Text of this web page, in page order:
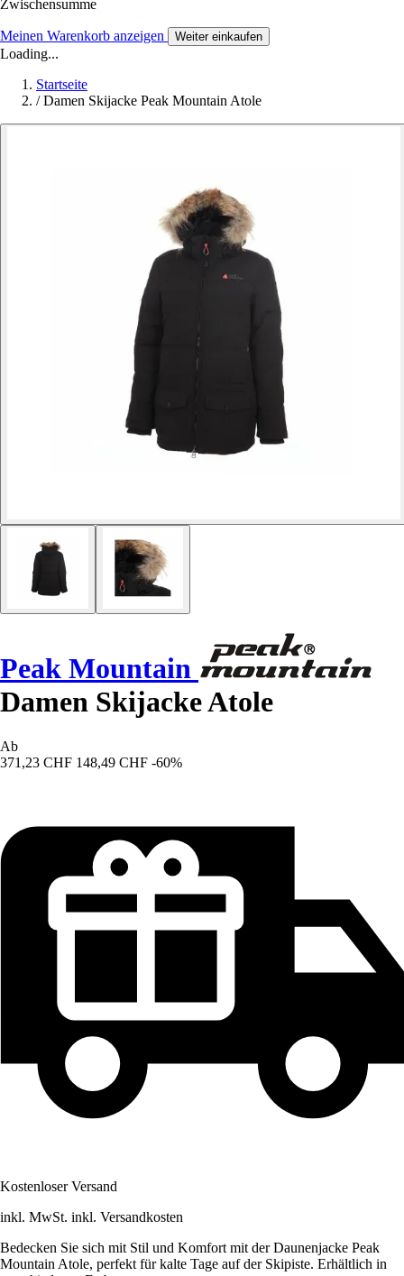
Zwischensumme
Meinen Warenkorb anzeigen Weiter einkaufen
Loading...
Startseite
/ Damen Skijacke Peak Mountain Atole
Peak Mountain
Damen Skijacke Atole
Ab
371,23 CHF 148,49 CHF -60%
Kostenloser Versand
inkl. MwSt. inkl. Versandkosten
Bedecken Sie sich mit Stil und Komfort mit der Daunenjacke Peak
Mountain Atole, perfekt für kalte Tage auf der Skipiste. Erhältlich in